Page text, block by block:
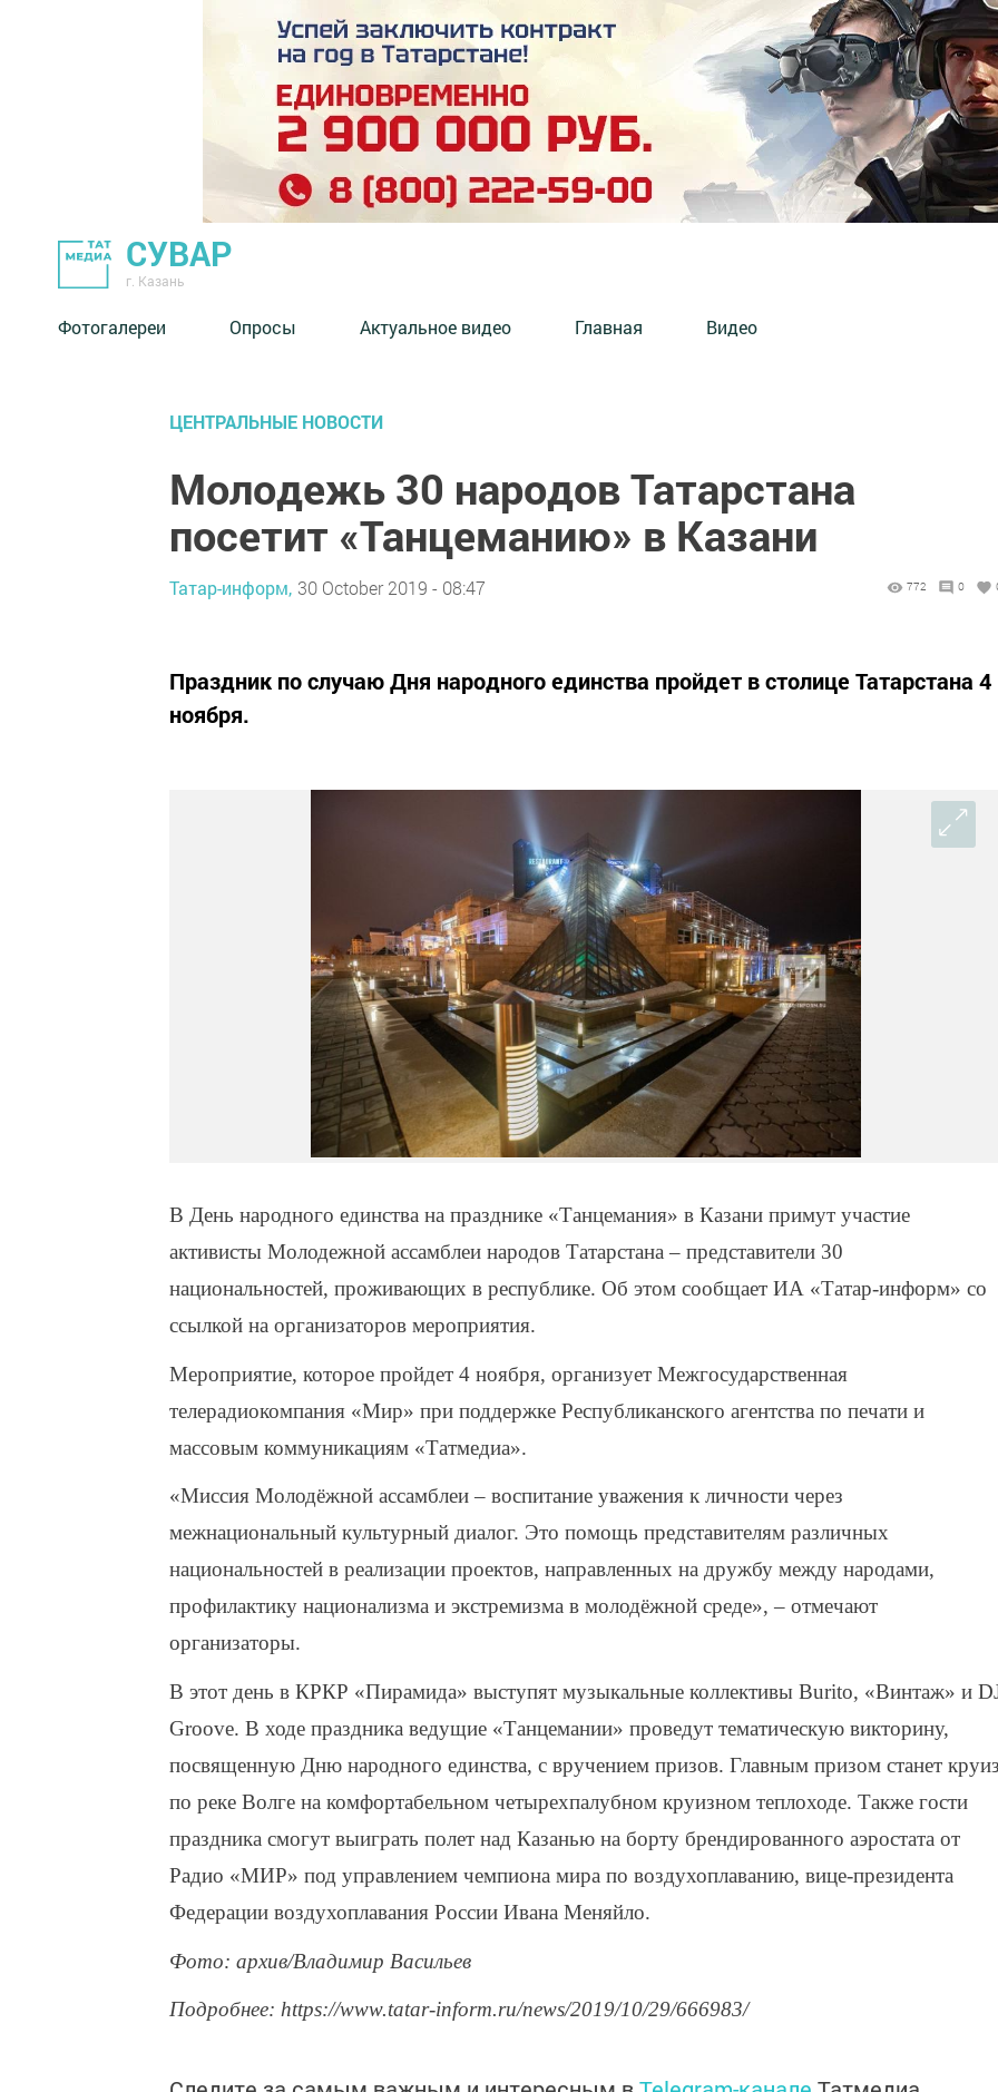
СУВАР
г. Казань
Фотогалереи Опросы Актуальное видео Главная Видео
ЦЕНТРАЛЬНЫЕ НОВОСТИ
Молодежь 30 народов Татарстана
посетит «Танцеманию» в Казани
Татар-информ, 30 October 2019 - 08:47 772 0
Праздник по случаю Дня народного единства пройдет в столице Татарстана 4
ноября.
В День народного единства на празднике «Танцемания» в Казани примут участие
активисты Молодежной ассамблеи народов Татарстана – представители 30
национальностей, проживающих в республике. Об этом сообщает ИА «Татар-информ» со
ссылкой на организаторов мероприятия.
Мероприятие, которое пройдет 4 ноября, организует Межгосударственная
телерадиокомпания «Мир» при поддержке Республиканского агентства по печати и
массовым коммуникациям «Татмедиа».
«Миссия Молодёжной ассамблеи – воспитание уважения к личности через
межнациональный культурный диалог. Это помощь представителям различных
национальностей в реализации проектов, направленных на дружбу между народами,
профилактику национализма и экстремизма в молодёжной среде», – отмечают
организаторы.
В этот день в КРКР «Пирамида» выступят музыкальные коллективы Burito, «Винтаж» и
Groove. В ходе праздника ведущие «Танцемании» проведут тематическую викторину,
посвященную Дню народного единства, с вручением призов. Главным призом станет
по реке Волге на комфортабельном четырехпалубном круизном теплоходе. Также гости
праздника смогут выиграть полет над Казанью на борту брендированного аэростата от
Радио «МИР» под управлением чемпиона мира по воздухоплаванию, вице-президента
Федерации воздухоплавания России Ивана Меняйло.
Фото: архив/Владимир Васильев
Подробнее: https://www.tatar-inform.ru/news/2019/10/29/666983/